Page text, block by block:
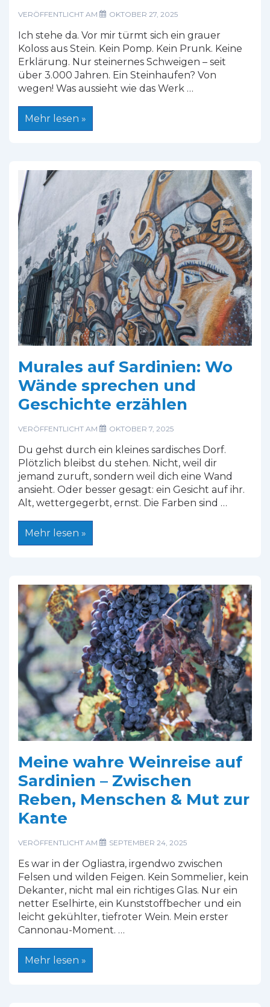
VERÖFFENTLICHT AM OKTOBER 27, 2025
Ich stehe da. Vor mir türmt sich ein grauer
Koloss aus Stein. Kein Pomp. Kein Prunk. Keine
Erklärung. Nur steinernes Schweigen – seit
über 3.000 Jahren. Ein Steinhaufen? Von
wegen! Was aussieht wie das Werk …
Nuraghen
auf
und
das
Rätsel
aus
Mehr lesen »
Murales auf Sardinien: Wo
Wände sprechen und
Geschichte erzählen
VERÖFFENTLICHT AM OKTOBER 7, 2025
Du gehst durch ein kleines sardisches Dorf.
Plötzlich bleibst du stehen. Nicht, weil dir
jemand zuruft, sondern weil dich eine Wand
ansieht. Oder besser gesagt: ein Gesicht auf ihr.
Alt, wettergegerbt, ernst. Die Farben sind …
Murales
und
Geschichte
erzählen
Mehr lesen »
Meine wahre Weinreise auf
Sardinien – Zwischen
Reben, Menschen & Mut zur
Kante
VERÖFFENTLICHT AM SEPTEMBER 24, 2025
Es war in der Ogliastra, irgendwo zwischen
Felsen und wilden Feigen. Kein Sommelier, kein
Dekanter, nicht mal ein richtiges Glas. Nur ein
netter Eselhirte, ein Kunststoffbecher und ein
leicht gekühlter, tiefroter Wein. Mein erster
Cannonau-Moment. …
Meine
wahre
Mehr lesen »